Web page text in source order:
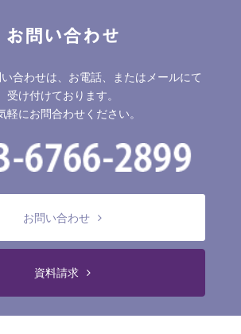
お問い合わせ
合わせは、お電話、またはメールにて
受け付けております。
軽にお問合わせください。
お問い合わせ
資料請求